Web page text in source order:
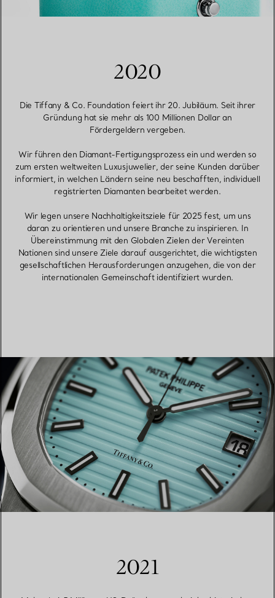
2020
Die Tiffany & Co. Foundation feiert ihr 20. Jubiläum. Seit ihrer
Gründung hat sie mehr als 100 Millionen Dollar an
Fördergeldern vergeben.
Wir führen den Diamant-Fertigungsprozess ein und werden so
zum ersten weltweiten Luxusjuwelier, der seine Kunden darüber
informiert, in welchen Ländern seine neu beschafften, individuell
registrierten Diamanten bearbeitet werden.
Wir legen unsere Nachhaltigkeitsziele für 2025 fest, um uns
daran zu orientieren und unsere Branche zu inspirieren. In
Übereinstimmung mit den Globalen Zielen der Vereinten
Nationen sind unsere Ziele darauf ausgerichtet, die wichtigsten
gesellschaftlichen Herausforderungen anzugehen, die von der
internationalen Gemeinschaft identifiziert wurden.
2021